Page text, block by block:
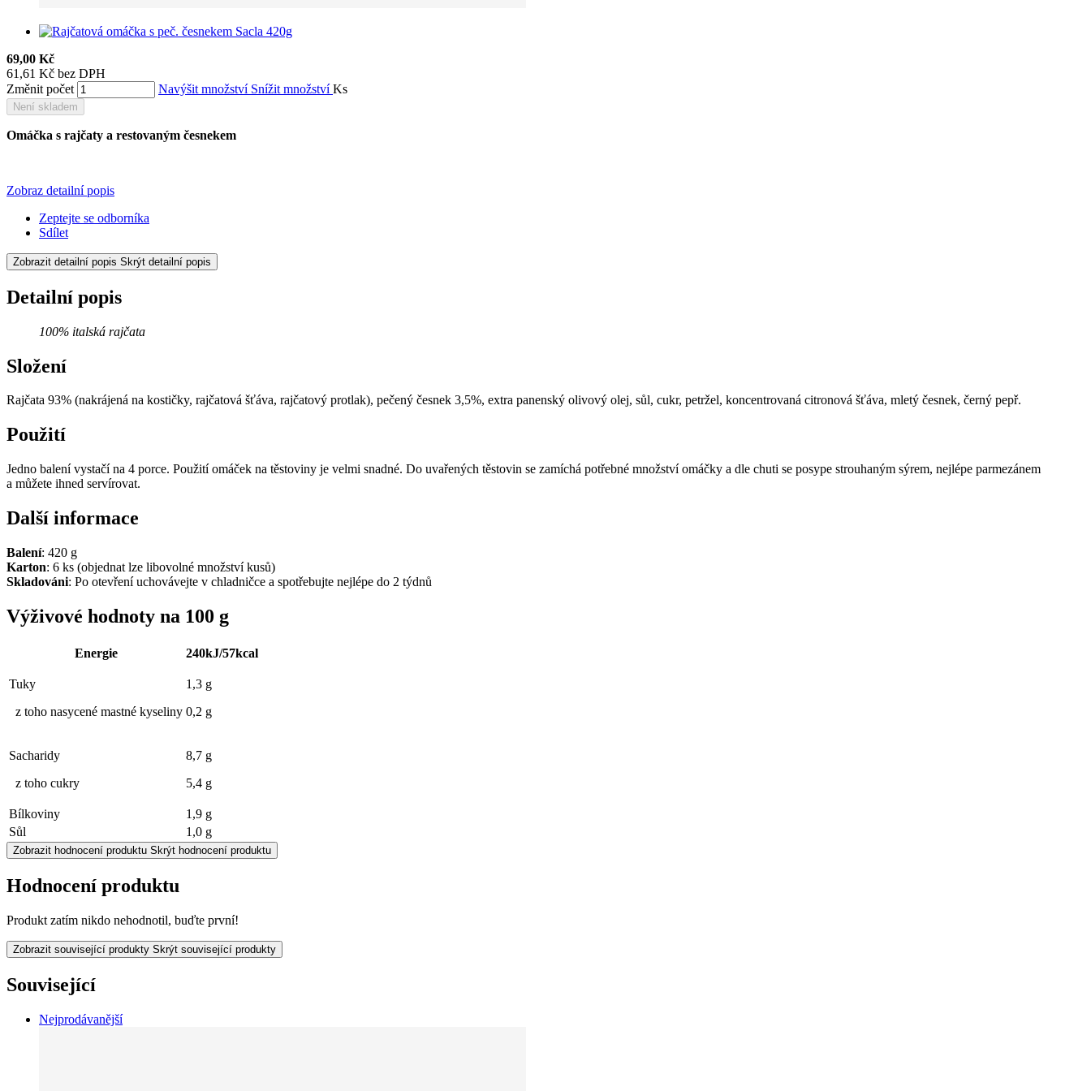
69,00 Kč
61,61 Kč bez DPH
Změnit počet
Navýšit množství Snížit množstvíKs
Není skladem
Omáčka s rajčaty a restovaným česnekem
Zobraz detailní popis
Zeptejte se odborníka
Sdílet
Zobrazit detailní popis Skrýt detailní popis
Detailní popis
100% italská rajčata
Složení
Rajčata 93% (nakrájená na kostičky, rajčatová šťáva, rajčatový protlak), pečený česnek 3,5%, extra panenský olivový olej, sůl, cukr, petržel, koncentrovaná citronová šťáva, mletý česnek, černý pepř.
Použití
Jedno balení vystačí na 4 porce. Použití omáček na těstoviny je velmi snadné. Do uvařených těstovin se zamíchá potřebné množství omáčky a dle chuti se posype strouhaným sýrem, nejlépe parmezánem
a můžete ihned servírovat.
Další informace
Balení: 420 g
Karton: 6 ks (objednat lze libovolné množství kusů)
Skladováni: Po otevření uchovávejte v chladničce a spotřebujte nejlépe do 2 týdnů
Výživové hodnoty na 100 g
Energie 240kJ/57kcal
Tuky
z toho nasycené mastné kyseliny
1,3 g
0,2 g
Sacharidy
z toho cukry
8,7 g
5,4 g
Bílkoviny
1,9 g
Sůl
1,0 g
Zobrazit hodnocení produktu Skrýt hodnocení produktu
Hodnocení produktu
Produkt zatím nikdo nehodnotil, buďte první!
Zobrazit související produkty Skrýt související produkty
Související
Nejprodávanější